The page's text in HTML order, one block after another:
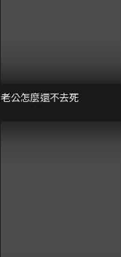
老公怎麼還不去死